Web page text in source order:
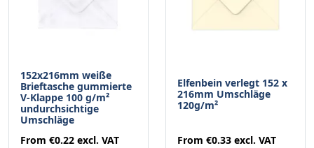
152x216mm weiße
Brieftasche gummierte
V-Klappe 100 g/m²
undurchsichtige
Umschläge
From €0.22 excl. VAT
Elfenbein verlegt 152 x
216mm Umschläge
120g/m²
From €0.33 excl. VAT